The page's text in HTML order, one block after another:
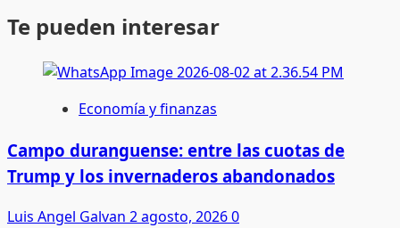
Te pueden interesar
Economía y finanzas
Campo duranguense: entre las cuotas de
Trump y los invernaderos abandonados
Luis Angel Galvan 2 agosto, 20260